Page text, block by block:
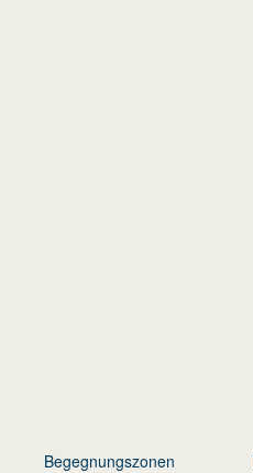
Begegnungszonen